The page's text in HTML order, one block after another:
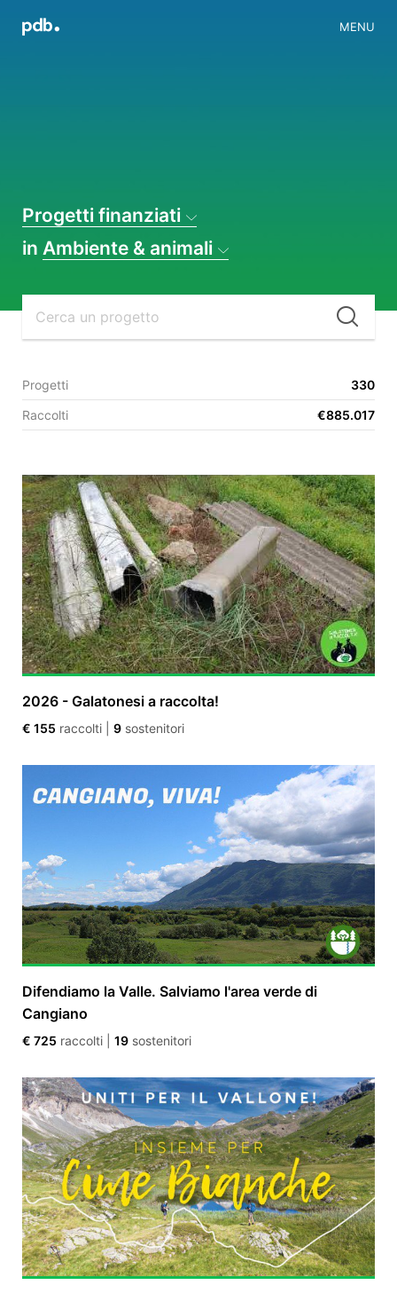
MENU
IT
FR
ES
Progetti finanziati
in Ambiente & animali
330
Progetti
€885.017
Raccolti
2026 - Galatonesi a raccolta!
€ 155 raccolti 9 sostenitori
Difendiamo la Valle. Salviamo l'area verde di
Cangiano
€ 725 raccolti 19 sostenitori